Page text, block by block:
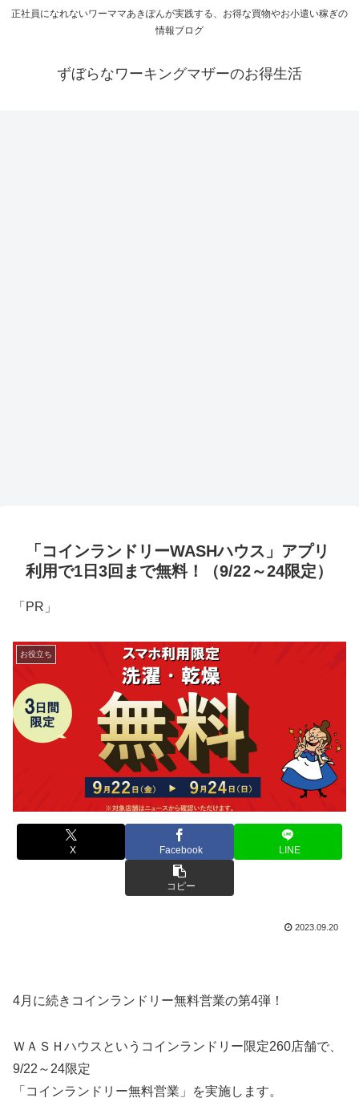
正社員になれないワーママあきぽんが実践する、お得な買物やお小遣い稼ぎの
情報ブログ
ずぼらなワーキングマザーのお得生活
「コインランドリーWASHハウス」アプリ
利用で1日3回まで無料！（9/22～24限定）
「PR」
お役立ち
X Facebook LINE
コピー
2023.09.20
4月に続きコインランドリー無料営業の第4弾！
ＷＡＳＨハウスというコインランドリー限定260店舗で、
9/22～24限定
「コインランドリー無料営業」を実施します。